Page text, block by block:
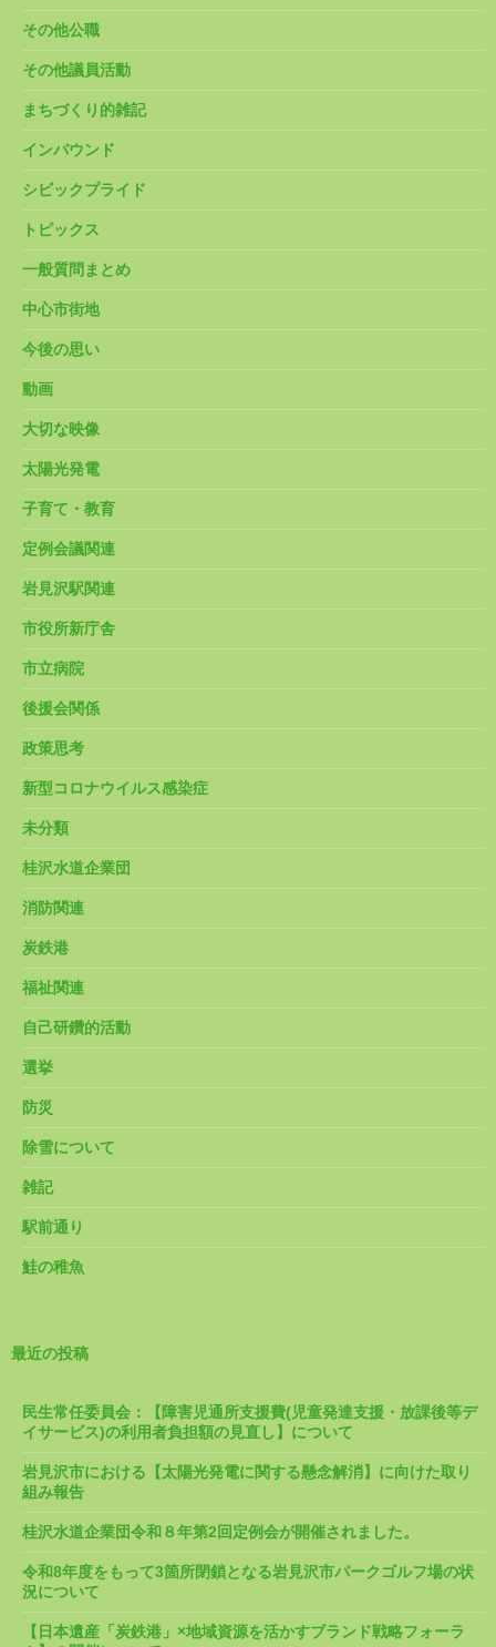
その他公職
その他議員活動
まちづくり的雑記
インバウンド
シビックプライド
トピックス
一般質問まとめ
中心市街地
今後の思い
動画
大切な映像
太陽光発電
子育て・教育
定例会議関連
岩見沢駅関連
市役所新庁舎
市立病院
後援会関係
政策思考
新型コロナウイルス感染症
未分類
桂沢水道企業団
消防関連
炭鉄港
福祉関連
自己研鑽的活動
選挙
防災
除雪について
雑記
駅前通り
鮭の稚魚
最近の投稿
民生常任委員会：【障害児通所支援費(児童発達支援・放課後等デ
イサービス)の利用者負担額の見直し】について
岩見沢市における【太陽光発電に関する懸念解消】に向けた取り
組み報告
桂沢水道企業団令和８年第2回定例会が開催されました。
令和8年度をもって3箇所閉鎖となる岩見沢市パークゴルフ場の状
況について
【日本遺産「炭鉄港」×地域資源を活かすブランド戦略フォーラ